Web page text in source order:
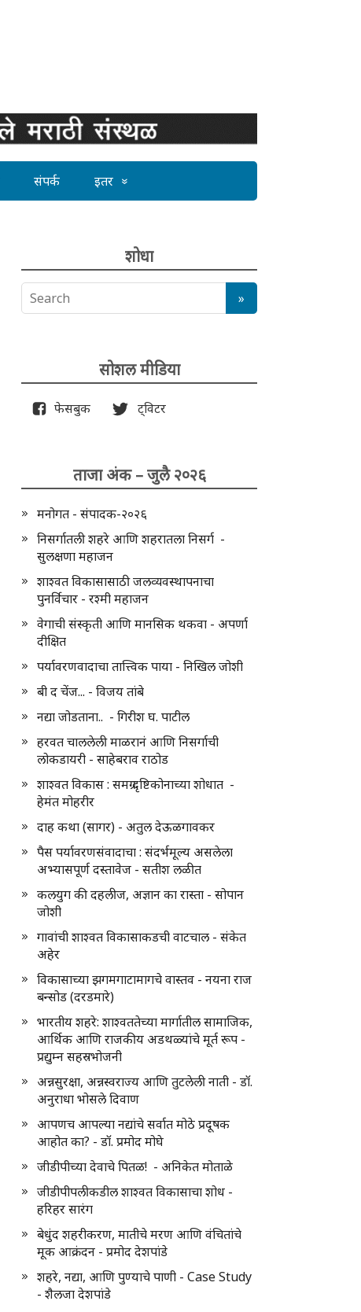
संपर्क इतर
शोधा
सोशल मीडिया
फेसबुक ट्विटर
ताजा अंक – जुलै २०२६
मनोगत - संपादक-२०२६
निसर्गातली शहरे आणि शहरातला निसर्ग -
सुलक्षणा महाजन
शाश्वत विकासासाठी जलव्यवस्थापनाचा
पुनर्विचार - रश्मी महाजन
वेगाची संस्कृती आणि मानसिक थकवा - अपर्णा
दीक्षित
पर्यावरणवादाचा तात्त्विक पाया - निखिल जोशी
बी द चेंज... - विजय तांबे
नद्या जोडताना.. - गिरीश घ. पाटील
हरवत चाललेली माळरानं आणि निसर्गाची
लोकडायरी - साहेबराव राठोड
शाश्वत विकास : समग्र दृष्टिकोनाच्या शोधात -
हेमंत मोहरीर
दाह कथा (सागर) - अतुल देऊळगावकर
पैस पर्यावरणसंवादाचा : संदर्भमूल्य असलेला
अभ्यासपूर्ण दस्तावेज - सतीश लळीत
कलयुग की दहलीज, अज्ञान का रास्ता - सोपान
जोशी
गावांची शाश्वत विकासाकडची वाटचाल - संकेत
अहेर
विकासाच्या झगमगाटामागचे वास्तव - नयना राज
बन्सोड (दरडमारे)
भारतीय शहरे: शाश्वततेच्या मार्गातील सामाजिक,
आर्थिक आणि राजकीय अडथळ्यांचे मूर्त रूप -
प्रद्युम्न सहस्रभोजनी
अन्नसुरक्षा, अन्नस्वराज्य आणि तुटलेली नाती - डॉ.
अनुराधा भोसले दिवाण
आपणच आपल्या नद्यांचे सर्वात मोठे प्रदूषक
आहोत का? - डॉ. प्रमोद मोघे
जीडीपीच्या देवाचे पितळ! - अनिकेत मोताळे
जीडीपीपलीकडील शाश्वत विकासाचा शोध -
हरिहर सारंग
बेधुंद शहरीकरण, मातीचे मरण आणि वंचितांचे
मूक आक्रंदन - प्रमोद देशपांडे
शहरे, नद्या, आणि पुण्याचे पाणी - Case Study
- शैलजा देशपांडे